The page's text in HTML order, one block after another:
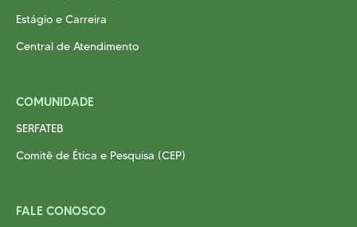
Estágio e Carreira
Central de Atendimento
COMUNIDADE
SERFATEB
Comitê de Ética e Pesquisa (CEP)
FALE CONOSCO